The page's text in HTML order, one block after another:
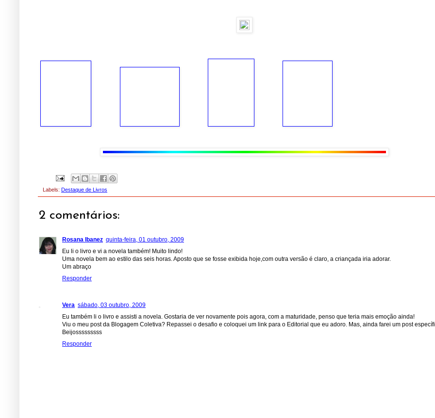
Labels: Destaque de Livros
2 comentários:
Rosana Ibanez quinta-feira, 01 outubro, 2009
Eu li o livro e vi a novela também! Muito lindo!
Uma novela bem ao estilo das seis horas. Aposto que se fosse exibida hoje,com outra versão é claro, a criançada iria adorar.
Um abraço
Responder
Vera sábado, 03 outubro, 2009
Eu também li o livro e assisti a novela. Gostaria de ver novamente pois agora, com a maturidade, penso que teria mais emoção ainda!
Viu o meu post da Blogagem Coletiva? Repassei o desafio e coloquei um link para o Editorial que eu adoro. Mas, ainda farei um post
Beijosssssssss
Responder